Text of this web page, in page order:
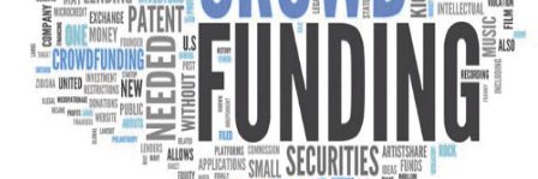
GREEN TECH
GLOCAL
ECO-EVENTI